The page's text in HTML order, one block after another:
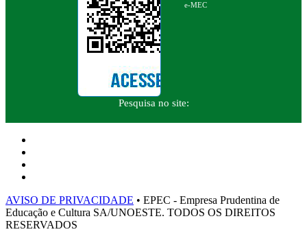
e-MEC
Pesquisa no site:
AVISO DE PRIVACIDADE • EPEC - Empresa Prudentina de
Educação e Cultura SA/UNOESTE. TODOS OS DIREITOS
RESERVADOS